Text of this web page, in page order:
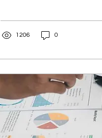
sağlar. Karara itiraz etmek için
1206 0